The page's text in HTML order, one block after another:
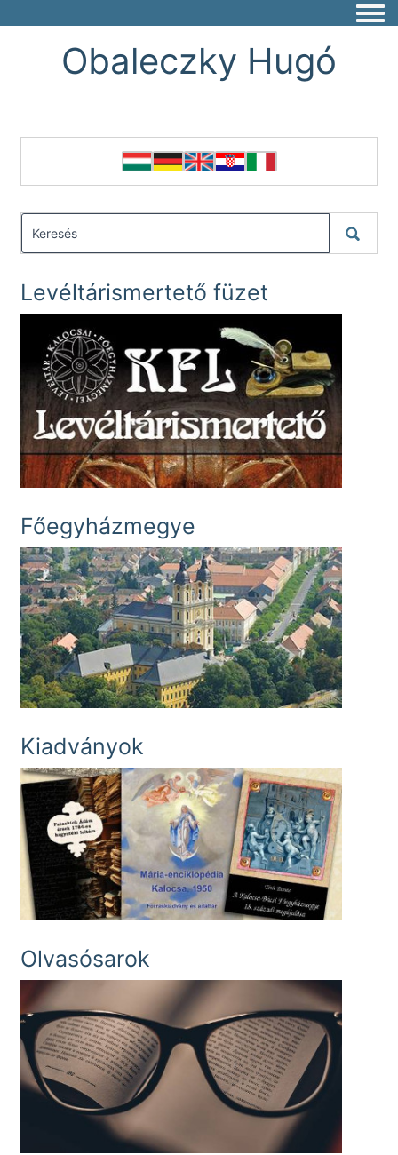
Obaleczky Hugó
Levéltárismertető füzet
Főegyházmegye
Kiadványok
Olvasósarok